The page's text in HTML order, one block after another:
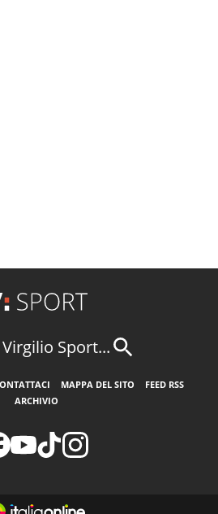
Sport...
MAPPA DEL SITO
FEED RSS
ARCHIVIO